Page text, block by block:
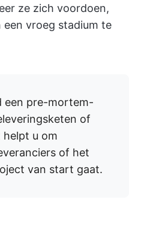
ze zich voordoen,
vroeg stadium te
een pre-mortem-
of
u om
of het
van start gaat.